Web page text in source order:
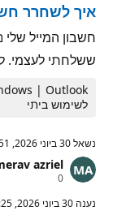
י
י
ן
איך לשחרר
חשבון המייל
ששלחתי לעצמי.
לשימוש ביתי
נשאל30 ביוני 2026, 8:51
azriel
0
נ
ו
נענה30 ביוני 2026, 9:25